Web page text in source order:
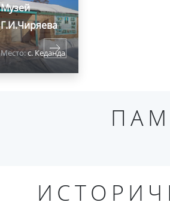
Музей
Г.И.Чиряева
Место:с. Кеданда